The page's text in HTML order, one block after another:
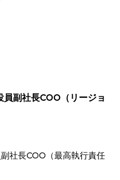
副社長COO（リージョ
社長COO（最高執行責任